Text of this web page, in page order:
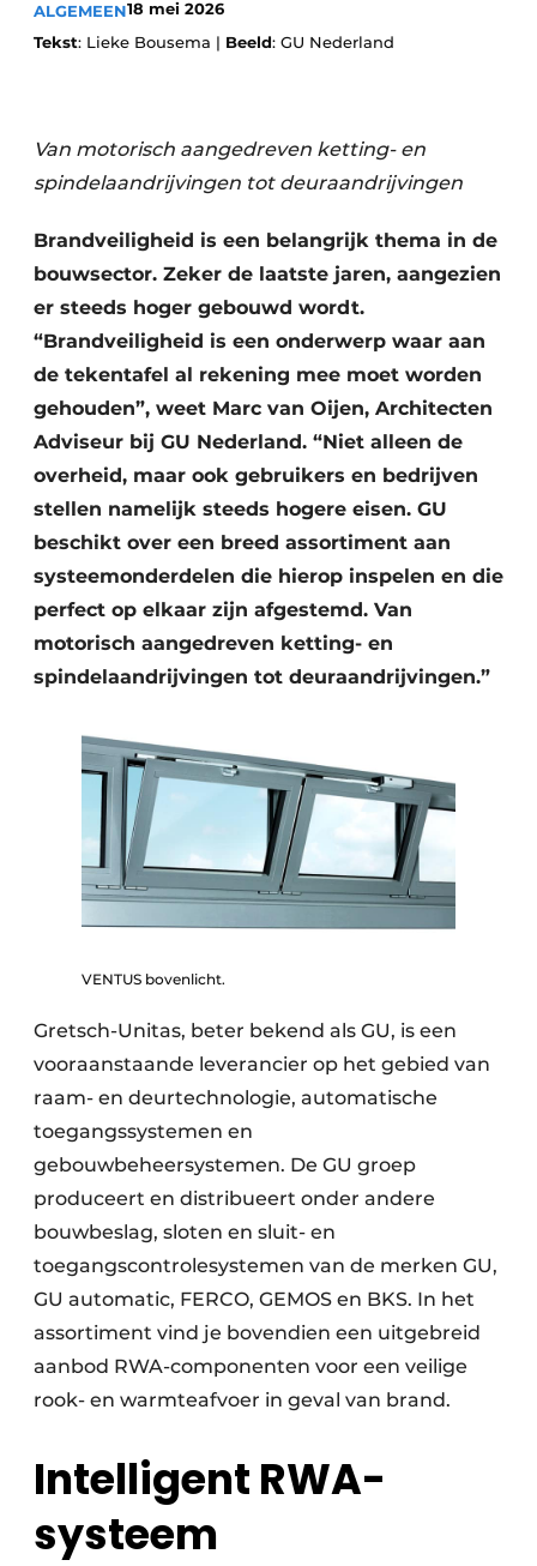
ALGEMEEN18 mei 2026
Tekst: Lieke Bousema | Beeld: GU Nederland
Van motorisch aangedreven ketting- en
spindelaandrijvingen tot deuraandrijvingen
Brandveiligheid is een belangrijk thema in de
bouwsector. Zeker de laatste jaren, aangezien
er steeds hoger gebouwd wordt.
“Brandveiligheid is een onderwerp waar aan
de tekentafel al rekening mee moet worden
gehouden”, weet Marc van Oijen, Architecten
Adviseur bij GU Nederland. “Niet alleen de
overheid, maar ook gebruikers en bedrijven
stellen namelijk steeds hogere eisen. GU
beschikt over een breed assortiment aan
systeemonderdelen die hierop inspelen en die
perfect op elkaar zijn afgestemd. Van
motorisch aangedreven ketting- en
spindelaandrijvingen tot deuraandrijvingen.”
VENTUS bovenlicht.
Gretsch-Unitas, beter bekend als GU, is een
vooraanstaande leverancier op het gebied van
raam- en deurtechnologie, automatische
toegangssystemen en
gebouwbeheersystemen. De GU groep
produceert en distribueert onder andere
bouwbeslag, sloten en sluit- en
toegangscontrolesystemen van de merken GU,
GU automatic, FERCO, GEMOS en BKS. In het
assortiment vind je bovendien een uitgebreid
aanbod RWA-componenten voor een veilige
rook- en warmteafvoer in geval van brand.
Intelligent RWA-
systeem